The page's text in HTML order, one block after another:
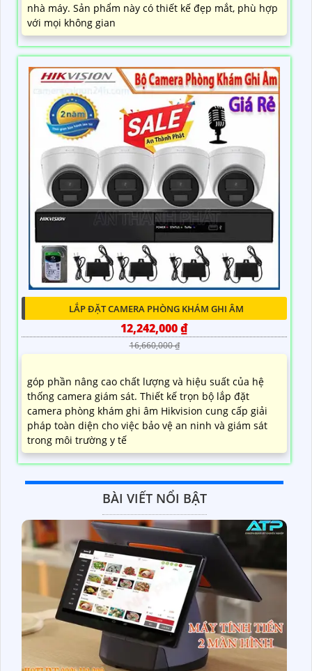
nhà máy. Sản phẩm này có thiết kế đẹp mắt, phù hợp
với mọi không gian
LẮP ĐẶT CAMERA PHÒNG KHÁM GHI ÂM
12,242,000 ₫
16,660,000 ₫
góp phần nâng cao chất lượng và hiệu suất của hệ
thống camera giám sát. Thiết kế trọn bộ lắp đặt
camera phòng khám ghi âm Hikvision cung cấp giải
pháp toàn diện cho việc bảo vệ an ninh và giám sát
trong môi trường y tế
BÀI VIẾT NỔI BẬT